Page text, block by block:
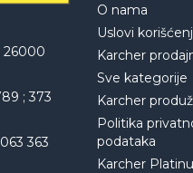
26000
; 373
363
O nama
Uslovi
Karcher
Sve kategorije
Karcher
Politika
podataka
Karcher